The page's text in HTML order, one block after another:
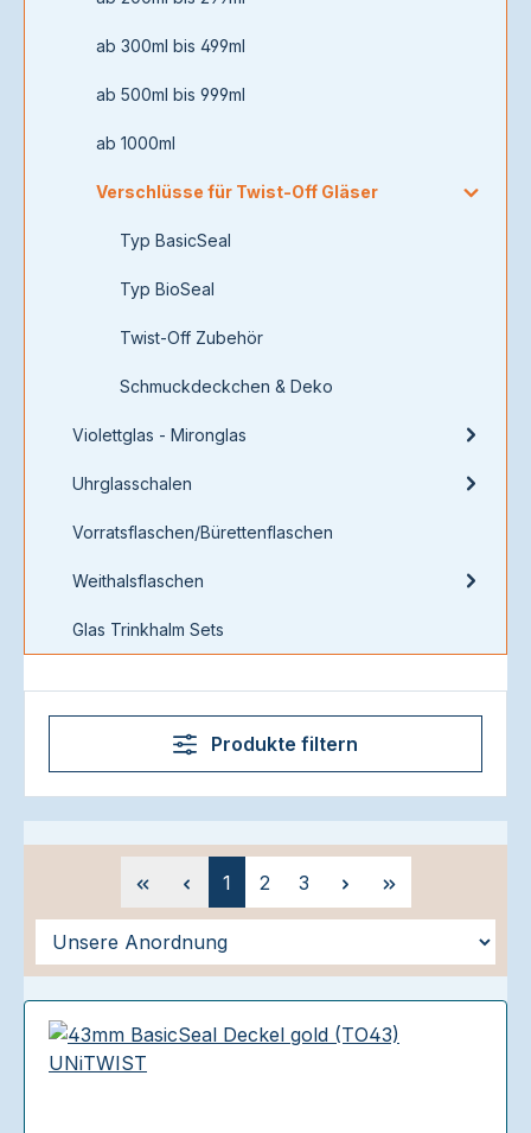
ab 300ml bis 499ml
ab 500ml bis 999ml
ab 1000ml
Verschlüsse für Twist-Off Gläser
Typ BasicSeal
Typ BioSeal
Twist-Off Zubehör
Schmuckdeckchen & Deko
Violettglas - Mironglas
Uhrglasschalen
Vorratsflaschen/Bürettenflaschen
Weithalsflaschen
Glas Trinkhalm Sets
Produkte filtern
Seite
1 Seite
2 Seite
3